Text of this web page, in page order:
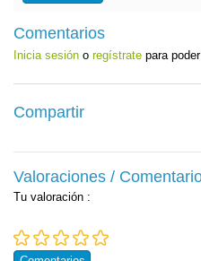
Comentarios
Inicia sesión o regístrate para
Compartir
Valoraciones /
Tu valoración :